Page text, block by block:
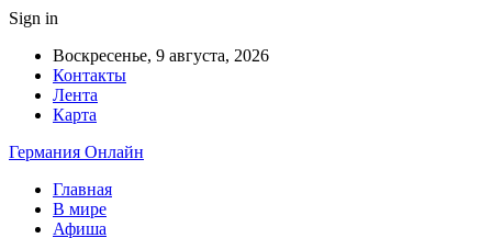
Sign in
Воскресенье, 9 августа, 2026
Контакты
Лента
Карта
Германия Онлайн
Главная
В мире
Афиша